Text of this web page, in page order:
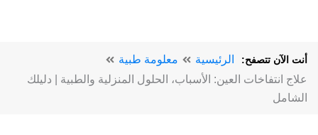
أنت الآن تتصفح: الرئيسية
معلومة طبية
علاج انتفاخات العين: الأسباب، الحلول المنزلية والطبية | دليلك
الشامل